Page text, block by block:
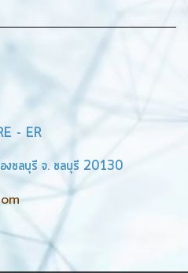
- ER
ชลบุรี จ. ชลบุรี 20130